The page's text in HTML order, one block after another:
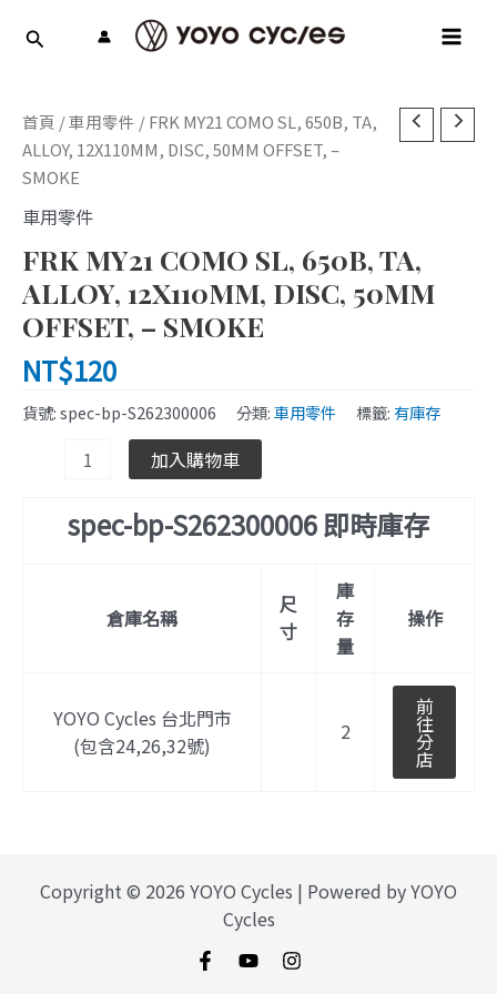
首頁 /車用零件 / FRK MY21 COMO SL, 650B, TA,
ALLOY, 12X110MM, DISC, 50MM OFFSET, –
SMOKE
車用零件
FRK MY21 COMO SL, 650B, TA,
ALLOY, 12X110MM, DISC, 50MM
OFFSET, – SMOKE
NT$120
貨號:spec-bp-S262300006 分類:車用零件 標籤: 有庫存
FRK
MY21
COMO
SL,
650B,
TA,
ALLOY,
12X110MM,
DISC,
50MM
-
加入購物車
spec-bp-S262300006 即時庫存
倉庫名稱
尺
寸
庫
存
量
操作
YOYO Cycles 台北門市
(包含24,26,32號)
2
前
往
分
店
Copyright © 2026 YOYO Cycles | Powered by YOYO
Cycles